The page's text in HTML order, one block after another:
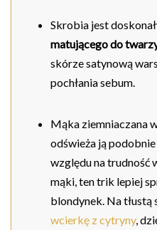
Skrobia jest
matującego do
skórze satynową
pochłania sebum.
Mąka ziemniaczana
odświeża ją
względu na trudność
mąki, ten trik lepiej
blondynek. Na
wcierkę z cytryny,